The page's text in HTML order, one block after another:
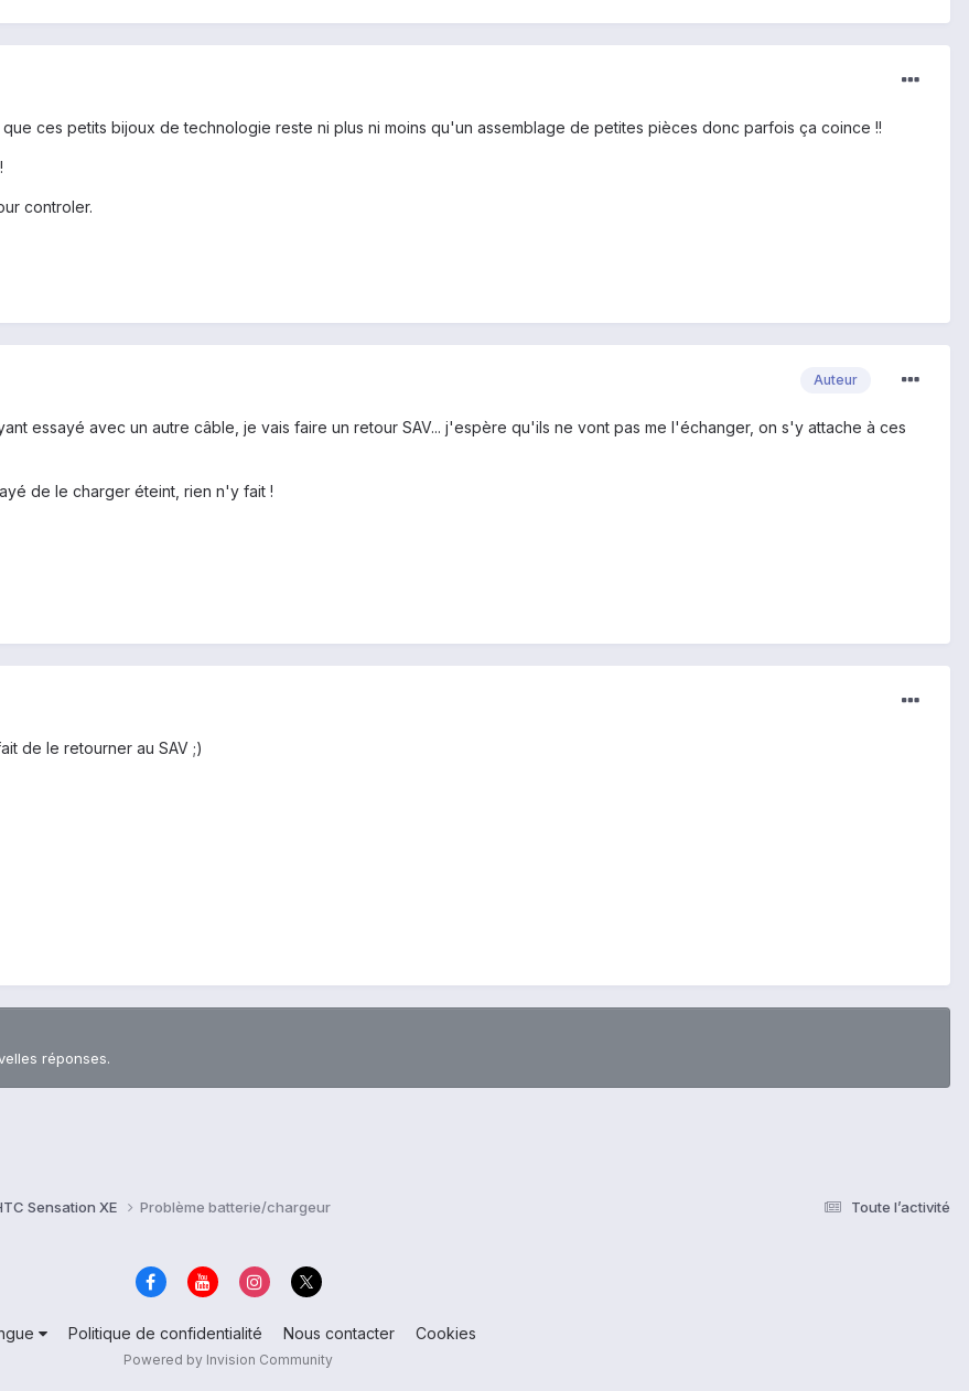
ces petits bijoux de technologie reste ni plus ni moins qu'un assemblage de petites pièces donc parfois ça coince !!
controler.
Auteur
essayé avec un autre câble, je vais faire un retour SAV... j'espère qu'ils ne vont pas me l'échanger, on s'y attache à ces
de le charger éteint, rien n'y fait !
de le retourner au SAV ;)
réponses.
Toute l’activité
Sensation XE Problème batterie/chargeur
Politique de confidentialité Nous contacter Cookies
Powered by Invision Community